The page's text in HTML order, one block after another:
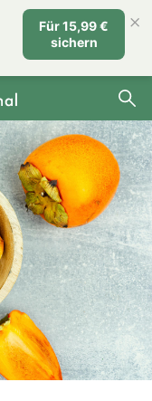
Für 15,99 €
sichern
×